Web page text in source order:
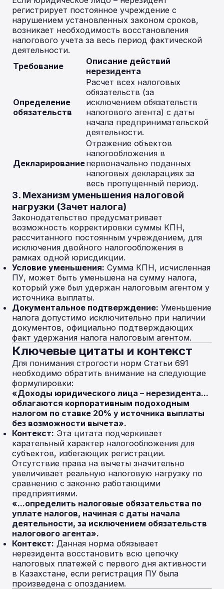
регистрирует постоянное учреждение с
нарушением установленных законом сроков,
возникает необходимость восстановления
налогового учета за весь период фактической
деятельности.
Требование
Описание действий
нерезидента
Определение
обязательств
Расчет всех налоговых
обязательств (за
исключением обязательств
налогового агента) с даты
начала предпринимательской
деятельности.
Декларирование
Отражение объектов
налогообложения в
первоначально поданных
налоговых декларациях за
весь пропущенный период.
3. Механизм уменьшения налоговой
нагрузки (Зачет налога)
Законодательство предусматривает
возможность корректировки суммы КПН,
рассчитанного постоянным учреждением, для
исключения двойного налогообложения в
рамках одной юрисдикции.
Условие уменьшения: Сумма КПН, исчисленная
ПУ, может быть уменьшена на сумму налога,
который уже был удержан налоговым агентом у
источника выплаты.
Документальное подтверждение: Уменьшение
налога допустимо исключительно при наличии
документов, официально подтверждающих
факт удержания налога налоговым агентом.
Ключевые цитаты и контекст
Для понимания строгости норм Статьи 691
необходимо обратить внимание на следующие
формулировки:
«Доходы юридического лица – нерезидента...
облагаются корпоративным подоходным
налогом по ставке 20% у источника выплаты
без возможности вычета».
Контекст: Эта цитата подчеркивает
карательный характер налогообложения для
субъектов, избегающих регистрации.
Отсутствие права на вычеты значительно
увеличивает реальную налоговую нагрузку по
сравнению с законно работающими
предприятиями.
«...определить налоговые обязательства по
уплате налогов, начиная с даты начала
деятельности, за исключением обязательств
налогового агента».
Контекст: Данная норма обязывает
нерезидента восстановить всю цепочку
налоговых платежей с первого дня активности
в Казахстане, если регистрация ПУ была
произведена с опозданием.